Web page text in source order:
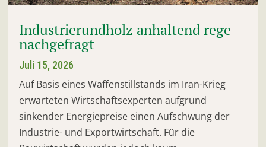
Industrierundholz anhaltend rege
nachgefragt
Juli 15, 2026
Auf Basis eines Waffenstillstands im Iran-Krieg
erwarteten Wirtschaftsexperten aufgrund
sinkender Energiepreise einen Aufschwung der
Industrie- und Exportwirtschaft. Für die